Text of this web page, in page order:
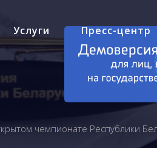
Услуги Пресс-центр
чемпионате Республики